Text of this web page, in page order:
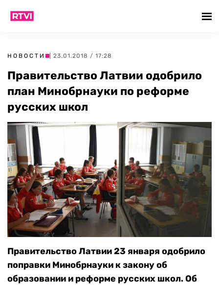
НОВОСТИ | 23.01.2018 / 17:28
Правительство Латвии одобрило
план Минобрнауки по реформе
русских школ
Правительство Латвии 23 января одобрило
поправки Минобрнауки к закону об
образовании и реформе русских школ. Об